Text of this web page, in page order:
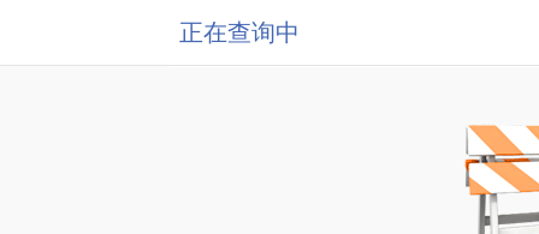
正在查询中